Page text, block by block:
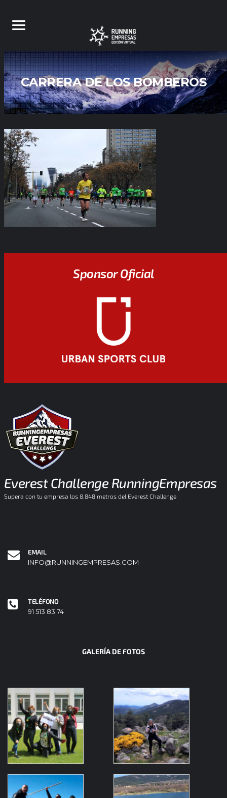
CARRERA DE LOS BOMBEROS
Sponsor Oficial
Everest Challenge RunningEmpresas
Supera con tu empresa los 8.848 metros del Everest Challenge
EMAIL
INFO@RUNNINGEMPRESAS.COM
TELÉFONO
91 513 83 74
GALERÍA DE FOTOS